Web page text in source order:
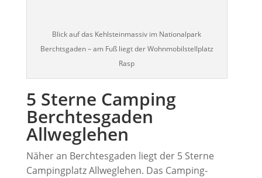
Blick auf das Kehlsteinmassiv im Nationalpark
Berchtsgaden – am Fuß liegt der Wohnmobilstellplatz
Rasp
5 Sterne Camping
Berchtesgaden
Allweglehen
Näher an Berchtesgaden liegt der 5 Sterne
Campingplatz Allweglehen. Das Camping-